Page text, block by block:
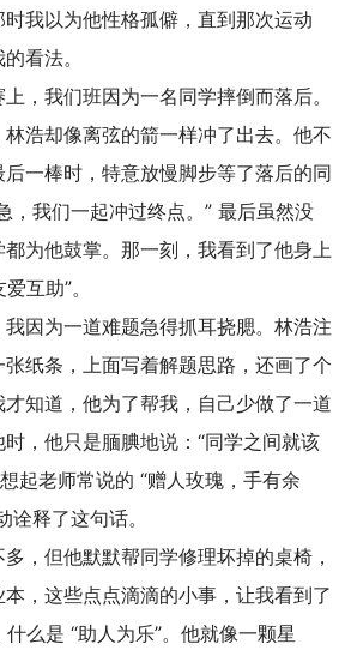
我以为他性格孤僻，直到那次运动
看法。
，我们班因为一名同学摔倒而落后。
浩却像离弦的箭一样冲了出去。他不
一棒时，特意放慢脚步等了落后的同
，我们一起冲过终点。” 最后虽然没
为他鼓掌。那一刻，我看到了他身上
互助”。
因为一道难题急得抓耳挠腮。林浩注
纸条，上面写着解题思路，还画了个
知道，他为了帮我，自己少做了一道
，他只是腼腆地说：“同学之间就该
起老师常说的 “赠人玫瑰，手有余
诠释了这句话。
，但他默默帮同学修理坏掉的桌椅，
，这些点点滴滴的小事，让我看到了
么是 “助人为乐”。他就像一颗星